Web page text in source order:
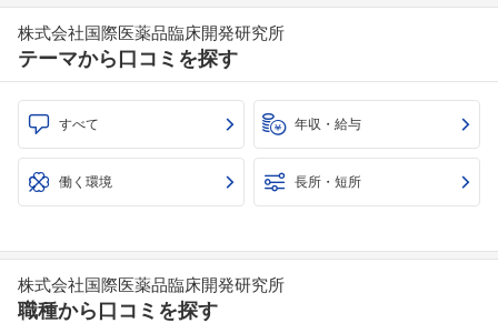
株式会社国際医薬品臨床開発研究所
テーマから口コミを探す
すべて 年収・給与
働く環境 長所・短所
株式会社国際医薬品臨床開発研究所
職種から口コミを探す